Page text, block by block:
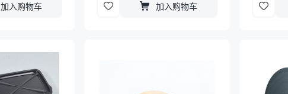
加入购物车 加入购物车